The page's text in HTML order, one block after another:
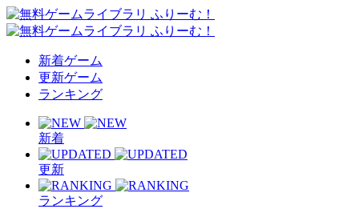
新着ゲーム
更新ゲーム
ランキング
新着
更新
ランキング